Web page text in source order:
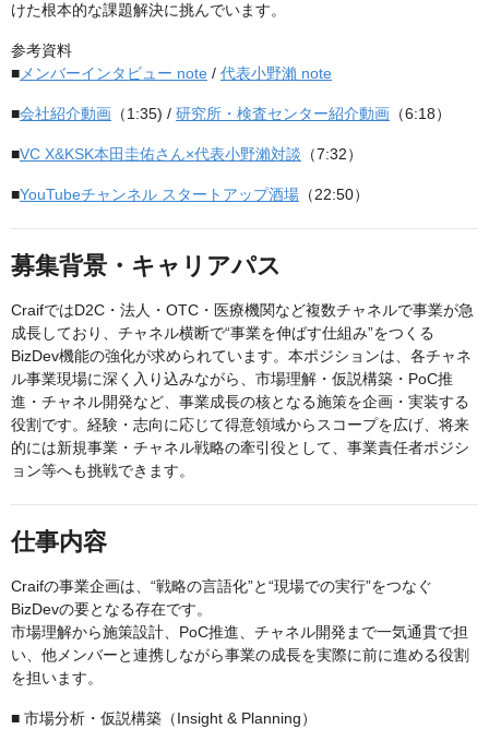
けた根本的な課題解決に挑んでいます。
参考資料
■メンバーインタビュー note / 代表小野瀨 note
■会社紹介動画 （1:35) / 研究所・検査センター紹介動画 （6:18）
■VC X&KSK本田圭佑さん×代表小野瀨対談 （7:32）
■YouTubeチャンネル スタートアップ酒場 （22:50）
募集背景・キャリアパス
CraifではD2C・法人・OTC・医療機関など複数チャネルで事業が急
成長しており、チャネル横断で“事業を伸ばす仕組み”をつくる
BizDev機能の強化が求められています。本ポジションは、各チャネ
ル事業現場に深く入り込みながら、市場理解・仮説構築・PoC推
進・チャネル開発など、事業成長の核となる施策を企画・実装する
役割です。経験・志向に応じて得意領域からスコープを広げ、将来
的には新規事業・チャネル戦略の牽引役として、事業責任者ポジシ
ョン等へも挑戦できます。
仕事内容
Craifの事業企画は、“戦略の言語化”と“現場での実行”をつなぐ
BizDevの要となる存在です。
市場理解から施策設計、PoC推進、チャネル開発まで一気通貫で担
い、他メンバーと連携しながら事業の成長を実際に前に進める役割
を担います。
■ 市場分析・仮説構築（Insight & Planning）